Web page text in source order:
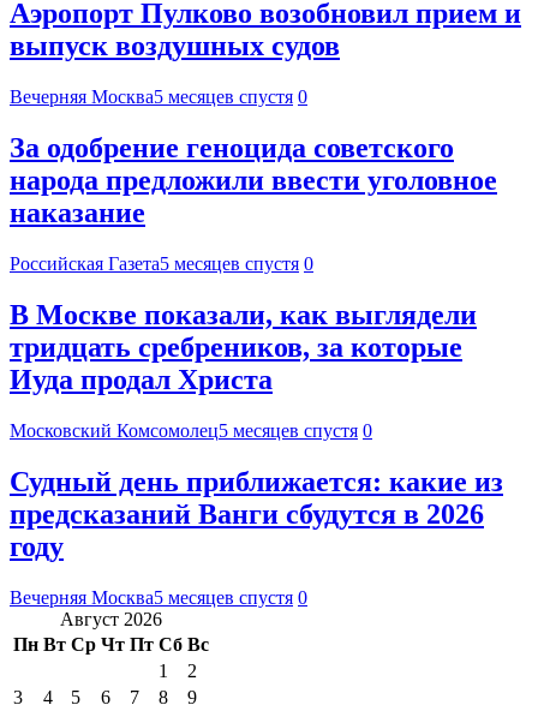
Аэропорт Пулково возобновил прием и
выпуск воздушных судов
Вечерняя Москва5 месяцев спустя 0
За одобрение геноцида советского
народа предложили ввести уголовное
наказание
Российская Газета5 месяцев спустя 0
В Москве показали, как выглядели
тридцать сребреников, за которые
Иуда продал Христа
Московский Комсомолец5 месяцев спустя 0
Судный день приближается: какие из
предсказаний Ванги сбудутся в 2026
году
Вечерняя Москва5 месяцев спустя 0
Август 2026
Пн Вт Ср Чт Пт Сб Вс
1
2
3
4 5 6 7 8
9